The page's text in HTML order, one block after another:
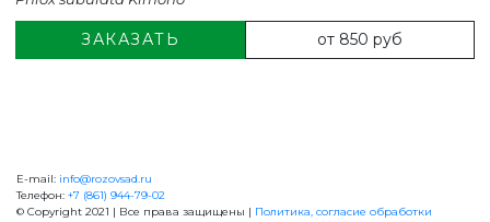
+7 (861) 944-79-02
ЗАКАЗАТЬ от 850 руб
E-mail: info@rozovsad.ru
Телефон: +7 (861) 944-79-02
© Copyright 2021 | Все права защищены | Политика, согласие обработки